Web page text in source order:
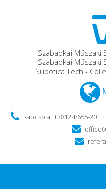
Szabadkai Műszaki
Szabadkai Műszaki
Subotica Tech -
Kapcsolat +38124/655-201